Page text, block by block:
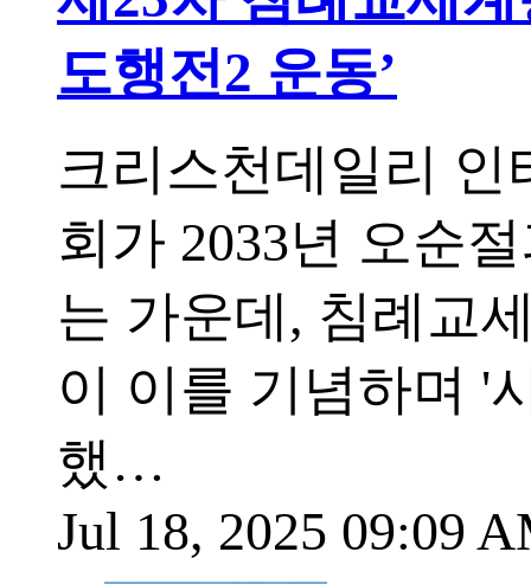
도행전2 운동’
크리스천데일리 인
회가 2033년 오순
는 가운데, 침례교
이 이를 기념하며 '
했…
Jul 18, 2025 09:09